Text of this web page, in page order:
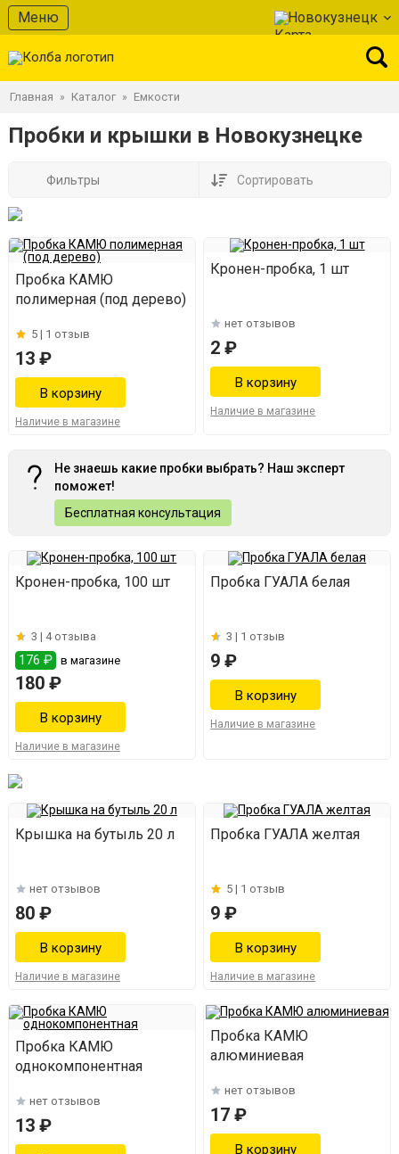
Меню Новокузнецк
Главная » Каталог » Емкости
Пробки и крышки в Новокузнецке
Фильтры Сортировать
Пробка КАМЮ
полимерная (под дерево)
5 | 1 отзыв
13 ₽
Наличие в магазине
Кронен-пробка, 1 шт
нет отзывов
2 ₽
Наличие в магазине
Не знаешь какие пробки выбрать? Наш эксперт
поможет!
Бесплатная консультация
Кронен-пробка, 100 шт
3 | 4 отзыва
176 ₽ в магазине
180 ₽
Наличие в магазине
Пробка ГУАЛА белая
3 | 1 отзыв
9 ₽
Наличие в магазине
Крышка на бутыль 20 л
нет отзывов
80 ₽
Наличие в магазине
Пробка ГУАЛА желтая
5 | 1 отзыв
9 ₽
Наличие в магазине
Пробка КАМЮ
однокомпонентная
нет отзывов
13 ₽
Пробка КАМЮ
алюминиевая
нет отзывов
17 ₽